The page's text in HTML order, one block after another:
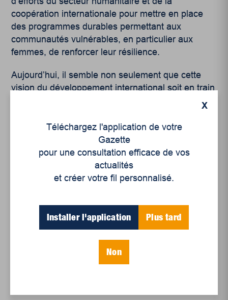
coopération internationale pour mettre en place
des programmes durables permettant aux
communautés vulnérables, en particulier aux
femmes, de renforcer leur résilience.
Aujourd’hui, il semble non seulement que cette
vision du développement international soit en train
menace directe à la vie, à l’intégrité et à la dignité
de millions de femmes autour du globe
X
Téléchargez l'application de votre
Gazette
pour une consultation efficace de vos
actualités
et créer votre fil personnalisé.
Installer l'application Plus tard
Non